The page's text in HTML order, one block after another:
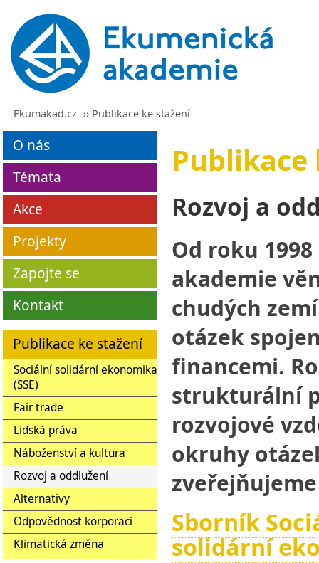
Ekumakad.cz ›› Publikace ke stažení
O nás
Témata
Akce
Projekty
Zapojte se
Kontakt
Publikace ke stažení
Sociální solidární ekonomika
(SSE)
Fair trade
Lidská práva
Náboženství a kultura
Rozvoj a oddlužení
Alternativy
Odpovědnost korporací
Klimatická změna
Publikace
Rozvoj a
Od roku
akademie
chudých
otázek
financemi.
strukturální
rozvojové
okruhy
Sborník
solidární